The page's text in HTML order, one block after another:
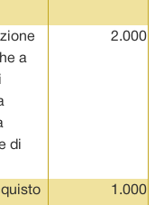
a
di
2.000
1.000